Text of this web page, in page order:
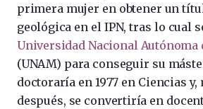
primera mujer en obtener un
geológica en el IPN, tras lo cual
Universidad Nacional Autónoma
(UNAM) para conseguir su
doctoraría en 1977 en Ciencias y,
después, se convertiría en